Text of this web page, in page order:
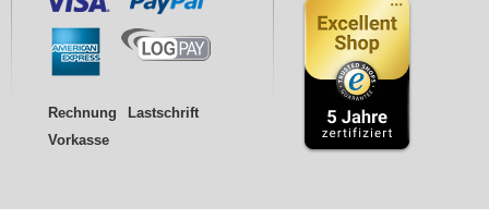
Rechnung
Lastschrift
Vorkasse